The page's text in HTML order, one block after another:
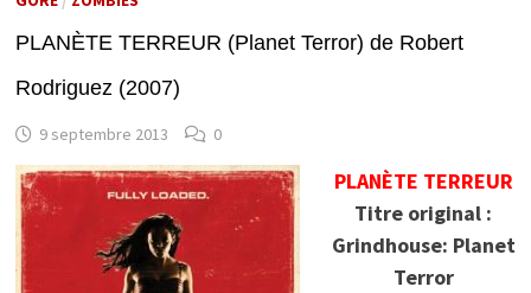
PLANÈTE TERREUR (Planet Terror) de Robert
Rodriguez (2007)
9 septembre 2013 0
PLANÈTE TERREUR
Titre original :
Grindhouse: Planet
Terror